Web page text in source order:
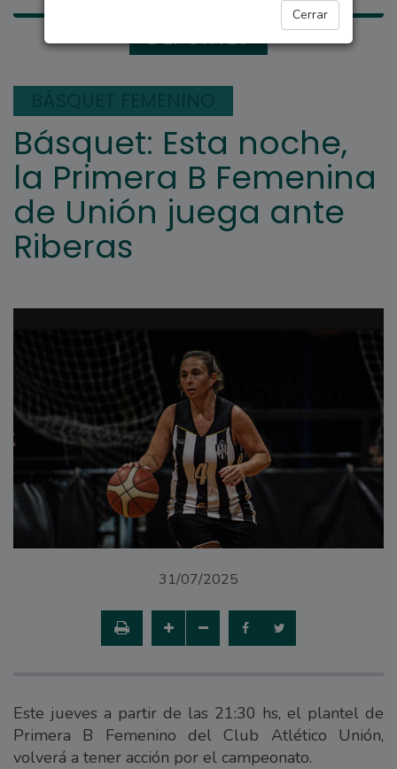
Cerrar
DEPORTES
Básquet: Esta noche,
la Primera B Femenina
de Unión juega ante
Riberas
31/07/2025
Este jueves a partir de las 21:30 hs, el plantel de
Primera B Femenino del Club Atlético Unión,
volverá a tener acción por el campeonato.